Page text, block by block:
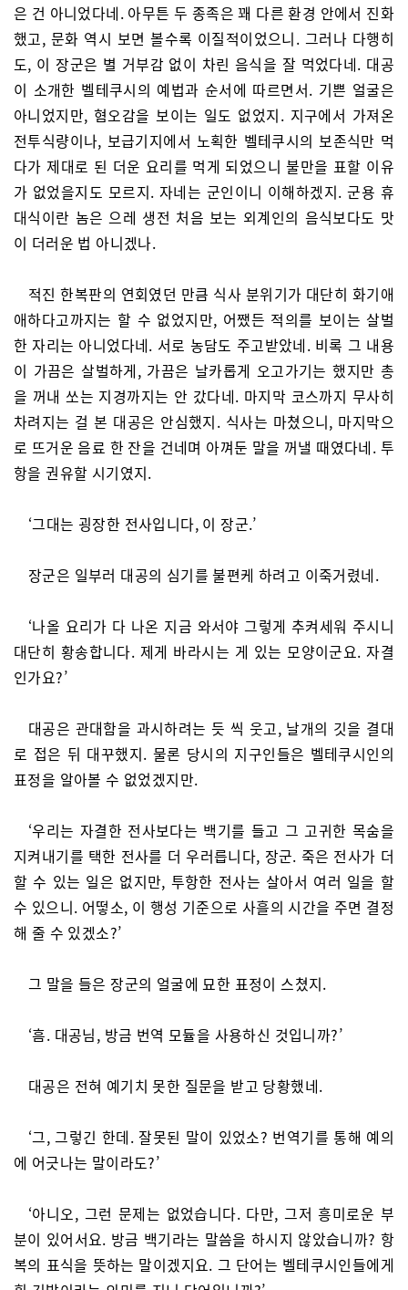
은 건 아니었다네. 아무튼 두 종족은 꽤 다른 환경 안에서 진화
했고, 문화 역시 보면 볼수록 이질적이었으니. 그러나 다행히
도, 이 장군은 별 거부감 없이 차린 음식을 잘 먹었다네. 대공
이 소개한 벨테쿠시의 예법과 순서에 따르면서. 기쁜 얼굴은
아니었지만, 혐오감을 보이는 일도 없었지. 지구에서 가져온
전투식량이나, 보급기지에서 노획한 벨테쿠시의 보존식만 먹
다가 제대로 된 더운 요리를 먹게 되었으니 불만을 표할 이유
가 없었을지도 모르지. 자네는 군인이니 이해하겠지. 군용 휴
대식이란 놈은 으레 생전 처음 보는 외계인의 음식보다도 맛
이 더러운 법 아니겠나.
적진 한복판의 연회였던 만큼 식사 분위기가 대단히 화기애
애하다고까지는 할 수 없었지만, 어쨌든 적의를 보이는 살벌
한 자리는 아니었다네. 서로 농담도 주고받았네. 비록 그 내용
이 가끔은 살벌하게, 가끔은 날카롭게 오고가기는 했지만 총
을 꺼내 쏘는 지경까지는 안 갔다네. 마지막 코스까지 무사히
차려지는 걸 본 대공은 안심했지. 식사는 마쳤으니, 마지막으
로 뜨거운 음료 한 잔을 건네며 아껴둔 말을 꺼낼 때였다네. 투
항을 권유할 시기였지.
‘그대는 굉장한 전사입니다, 이 장군.’
장군은 일부러 대공의 심기를 불편케 하려고 이죽거렸네.
‘나올 요리가 다 나온 지금 와서야 그렇게 추켜세워 주시니
대단히 황송합니다. 제게 바라시는 게 있는 모양이군요. 자결
인가요?’
대공은 관대함을 과시하려는 듯 씩 웃고, 날개의 깃을 결대
로 접은 뒤 대꾸했지. 물론 당시의 지구인들은 벨테쿠시인의
표정을 알아볼 수 없었겠지만.
‘우리는 자결한 전사보다는 백기를 들고 그 고귀한 목숨을
지켜내기를 택한 전사를 더 우러릅니다, 장군. 죽은 전사가 더
할 수 있는 일은 없지만, 투항한 전사는 살아서 여러 일을 할
수 있으니. 어떻소, 이 행성 기준으로 사흘의 시간을 주면 결정
해 줄 수 있겠소?’
그 말을 들은 장군의 얼굴에 묘한 표정이 스쳤지.
‘흠. 대공님, 방금 번역 모듈을 사용하신 것입니까?’
대공은 전혀 예기치 못한 질문을 받고 당황했네.
‘그, 그렇긴 한데. 잘못된 말이 있었소? 번역기를 통해 예의
에 어긋나는 말이라도?’
‘아니오, 그런 문제는 없었습니다. 다만, 그저 흥미로운 부
분이 있어서요. 방금 백기라는 말씀을 하시지 않았습니까? 항
복의 표식을 뜻하는 말이겠지요. 그 단어는 벨테쿠시인들에게